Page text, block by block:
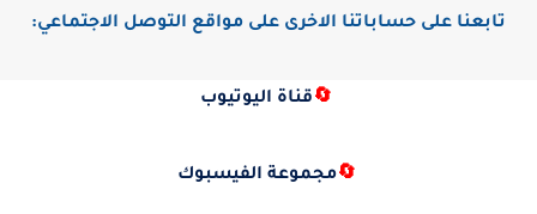
تابعنا على حساباتنا الاخرى على مواقع التوصل الاجتماعي:
🔄قناة اليوتيوب
🔄مجموعة الفيسبوك